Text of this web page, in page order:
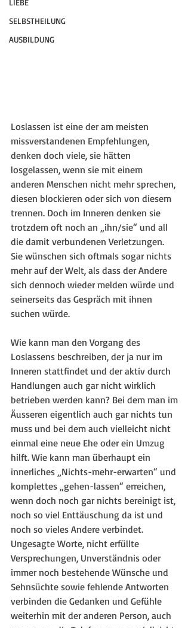
LIEBE
SELBSTHEILUNG
AUSBILDUNG
Loslassen ist eine der am meisten
missverstandenen Empfehlungen,
denken doch viele, sie hätten
losgelassen, wenn sie mit einem
anderen Menschen nicht mehr sprechen,
diesen blockieren oder sich von diesem
trennen. Doch im Inneren denken sie
trotzdem oft noch an „ihn/sie“ und all
die damit verbundenen Verletzungen.
Sie wünschen sich oftmals sogar nichts
mehr auf der Welt, als dass der Andere
sich dennoch wieder melden würde und
seinerseits das Gespräch mit ihnen
suchen würde.
Wie kann man den Vorgang des
Loslassens beschreiben, der ja nur im
Inneren stattfindet und der aktiv durch
Handlungen auch gar nicht wirklich
betrieben werden kann? Bei dem man im
Äusseren eigentlich auch gar nichts tun
muss und bei dem auch vielleicht nicht
einmal eine neue Ehe oder ein Umzug
hilft. Wie kann man überhaupt ein
innerliches „Nichts-mehr-erwarten“ und
komplettes „gehen-lassen“ erreichen,
wenn doch noch gar nichts bereinigt ist,
noch so viel Enttäuschung da ist und
noch so vieles Andere verbindet.
Ungesagte Worte, nicht erfüllte
Versprechungen, Unverständnis oder
immer noch bestehende Wünsche und
Sehnsüchte sowie fehlende Antworten
verbinden die Gedanken und Gefühle
weiterhin mit der anderen Person, auch